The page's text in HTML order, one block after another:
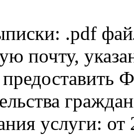
.pdf
почту,
услуги: от